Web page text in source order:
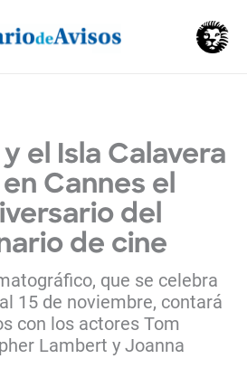
el Isla Calavera
Cannes el
del
de cine
que se celebra
15 de noviembre, contará
con los actores Tom
Lambert y Joanna